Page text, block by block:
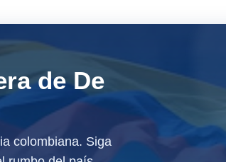
de De
colombiana. Siga